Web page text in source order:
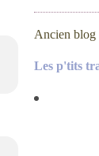
Ancien blog
Les p'tits